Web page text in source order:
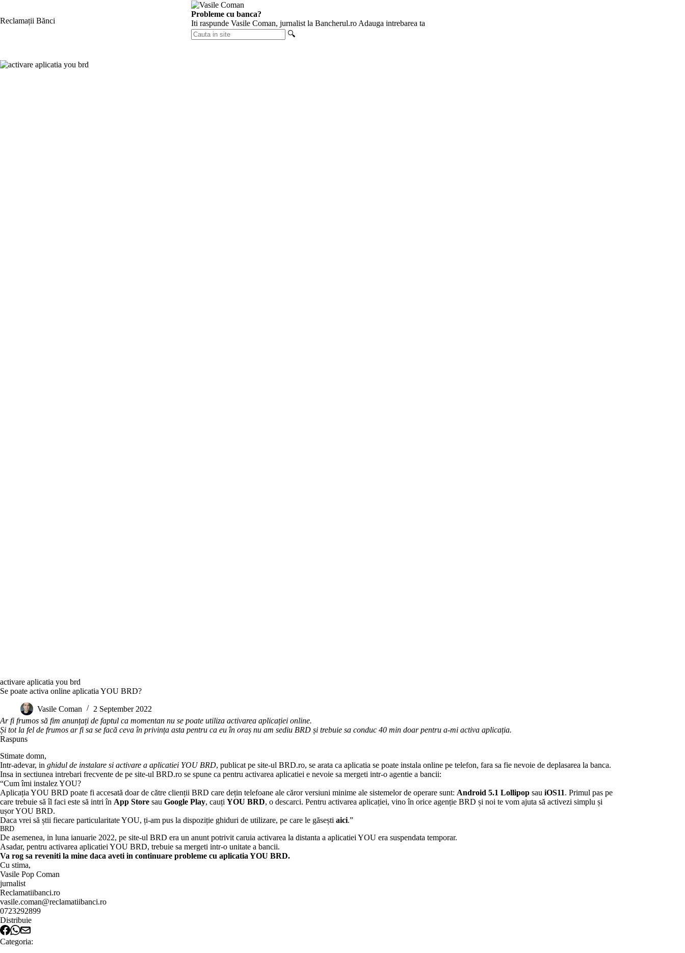
content
Reclamații Bănci
Probleme cu banca?
Iti raspunde Vasile Coman, jurnalist la Bancherul.ro Adauga intrebarea ta
Cauta
in
🔍
activare aplicatia you brd
Se poate activa online aplicatia YOU BRD?
Vasile Coman
2 September 2022
Ar fi frumos să fim anunțați de faptul ca momentan nu se poate utiliza activarea aplicației online.
Și tot la fel de frumos ar fi sa se facă ceva în privința asta pentru ca eu în oraș nu am sediu BRD și trebuie sa conduc 40 min doar pentru a-mi activa aplicația.
Raspuns
Stimate domn,
Intr-adevar, in ghidul de instalare si activare a aplicatiei YOU BRD, publicat pe site-ul BRD.ro, se arata ca aplicatia se poate instala online pe telefon, fara sa fie nevoie de deplasarea la banca.
Insa in sectiunea intrebari frecvente de pe site-ul BRD.ro se spune ca pentru activarea aplicatiei e nevoie sa mergeti intr-o agentie a bancii:
“Cum îmi instalez YOU?
Aplicația YOU BRD poate fi accesată doar de către clienții BRD care dețin telefoane ale căror versiuni minime ale sistemelor de operare sunt: Android 5.1 Lollipop sau iOS11. Primul pas pe
care trebuie să îl faci este să intri în App Store sau Google Play, cauți YOU BRD, o descarci. Pentru activarea aplicației, vino în orice agenție BRD și noi te vom ajuta să activezi simplu și
ușor YOU BRD.
Daca vrei să știi fiecare particularitate YOU, ți-am pus la dispoziție ghiduri de utilizare, pe care le găsești aici.”
BRD
De asemenea, in luna ianuarie 2022, pe site-ul BRD era un anunt potrivit caruia activarea la distanta a aplicatiei YOU era suspendata temporar.
Asadar, pentru activarea aplicatiei YOU BRD, trebuie sa mergeti intr-o unitate a bancii.
Va rog sa reveniti la mine daca aveti in continuare probleme cu aplicatia YOU BRD.
Cu stima,
Vasile Pop Coman
jurnalist
Reclamatiibanci.ro
vasile.coman@reclamatiibanci.ro
0723292899
Distribuie
Categoria: